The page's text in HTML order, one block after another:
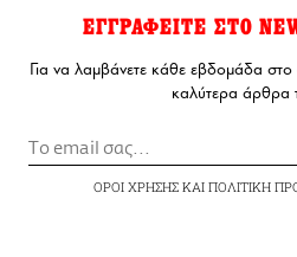
ΕΓΓΡΑΦΕΙΤΕ ΣΤΟ
Για να λαμβάνετε κάθε εβδομάδα
καλύτερα άρθρα
ΟΡΟΙ ΧΡΗΣΗΣΚΑΙ ΠΟΛΙΤΙΚΗ